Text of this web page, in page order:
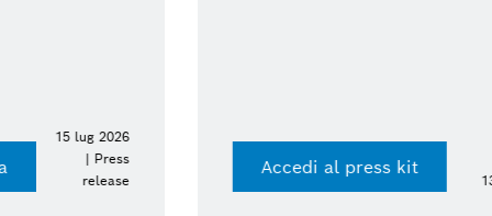
Accedi al press kit
13 lug 2026 | Presskit